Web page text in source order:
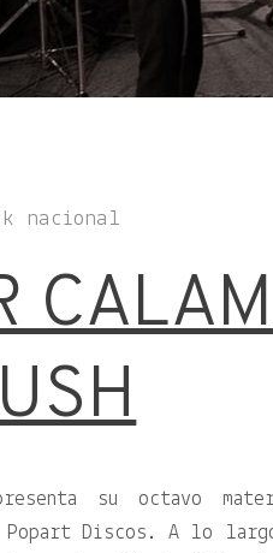
nacional
su octavo
Discos. A lo